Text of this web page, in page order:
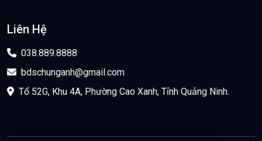
Liên Hệ
038.889.8888
bdschunganh@gmail.com
Tổ 52G, Khu 4A, Phường Cao Xanh, Tỉnh Quảng Ninh.